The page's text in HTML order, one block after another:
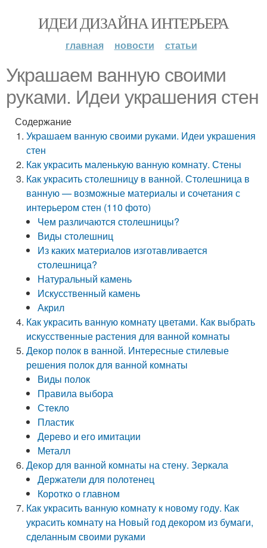
ИДЕИ ДИЗАЙНА ИНТЕРЬЕРА
главная новости статьи
Украшаем ванную своими
руками. Идеи украшения стен
Содержание
Украшаем ванную своими руками. Идеи украшения
стен
Как украсить маленькую ванную комнату. Стены
Как украсить столешницу в ванной. Столешница в
ванную — возможные материалы и сочетания с
интерьером стен (110 фото)
Чем различаются столешницы?
Виды столешниц
Из каких материалов изготавливается
столешница?
Натуральный камень
Искусственный камень
Акрил
Как украсить ванную комнату цветами. Как выбрать
искусственные растения для ванной комнаты
Декор полок в ванной. Интересные стилевые
решения полок для ванной комнаты
Виды полок
Правила выбора
Стекло
Пластик
Дерево и его имитации
Металл
Декор для ванной комнаты на стену. Зеркала
Держатели для полотенец
Коротко о главном
Как украсить ванную комнату к новому году. Как
украсить комнату на Новый год декором из бумаги,
сделанным своими руками